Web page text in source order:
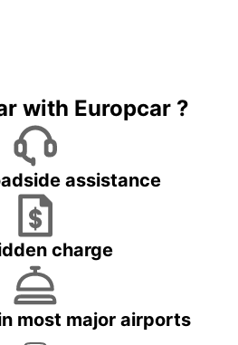
with Europcar ?
assistance
charge
most major airports